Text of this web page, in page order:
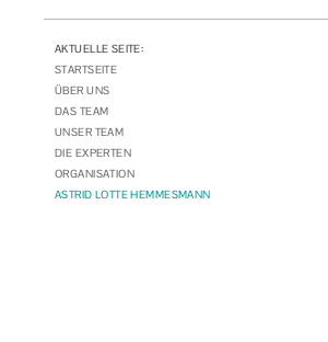
AKTUELLE SEITE:
STARTSEITE
ÜBER UNS
DAS TEAM
UNSER TEAM
DIE EXPERTEN
ORGANISATION
ASTRID LOTTE HEMMESMANN